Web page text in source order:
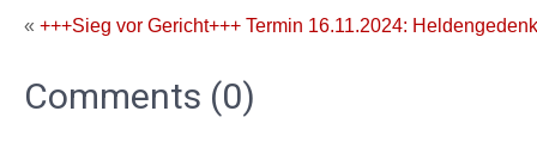
« +++Sieg vor Gericht+++ Termin 16.11.2024:
Comments (0)